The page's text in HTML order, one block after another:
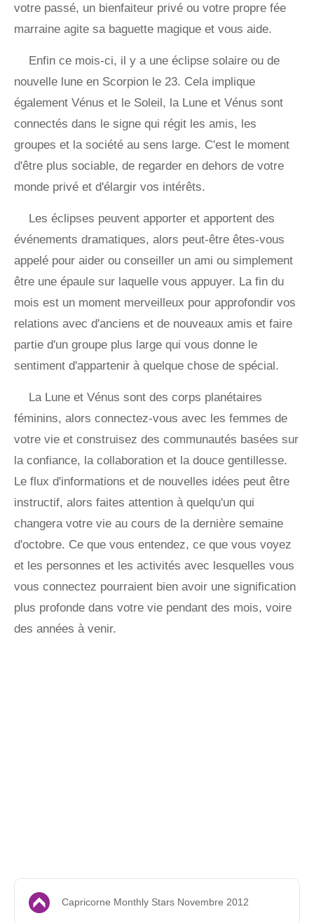
votre passé, un bienfaiteur privé ou votre propre fée
marraine agite sa baguette magique et vous aide.
Enfin ce mois-ci, il y a une éclipse solaire ou de
nouvelle lune en Scorpion le 23. Cela implique
également Vénus et le Soleil, la Lune et Vénus sont
connectés dans le signe qui régit les amis, les
groupes et la société au sens large. C'est le moment
d'être plus sociable, de regarder en dehors de votre
monde privé et d'élargir vos intérêts.
Les éclipses peuvent apporter et apportent des
événements dramatiques, alors peut-être êtes-vous
appelé pour aider ou conseiller un ami ou simplement
être une épaule sur laquelle vous appuyer. La fin du
mois est un moment merveilleux pour approfondir vos
relations avec d'anciens et de nouveaux amis et faire
partie d'un groupe plus large qui vous donne le
sentiment d'appartenir à quelque chose de spécial.
La Lune et Vénus sont des corps planétaires
féminins, alors connectez-vous avec les femmes de
votre vie et construisez des communautés basées sur
la confiance, la collaboration et la douce gentillesse.
Le flux d'informations et de nouvelles idées peut être
instructif, alors faites attention à quelqu'un qui
changera votre vie au cours de la dernière semaine
d'octobre. Ce que vous entendez, ce que vous voyez
et les personnes et les activités avec lesquelles vous
vous connectez pourraient bien avoir une signification
plus profonde dans votre vie pendant des mois, voire
des années à venir.
Capricorne Monthly Stars Novembre 2012